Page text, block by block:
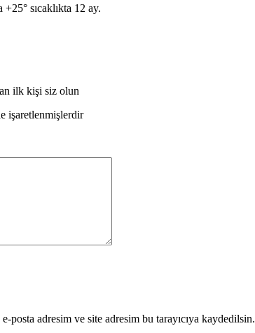
sıcaklıkta 12 ay.
ilk kişi siz olun
işaretlenmişlerdir
posta adresim ve site adresim bu tarayıcıya kaydedilsin.